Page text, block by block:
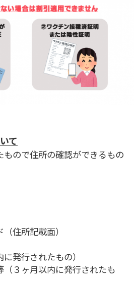
て
もので住所の確認ができるもの
住所記載面）
発行されたもの）
（３ヶ月以内に発行されたも